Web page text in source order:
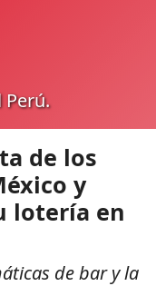
Perú.
de los
y
lotería en
de bar y la